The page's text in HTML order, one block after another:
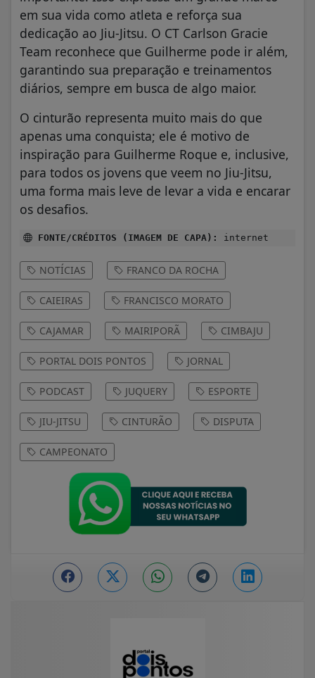
em sua vida como atleta e reforça sua
dedicação ao Jiu-Jitsu. O CT Carlson Gracie
Team reconhece que Guilherme pode ir além,
garantindo sua preparação e treinamentos
diários, sempre em busca de algo maior.
O cinturão representa muito mais do que
apenas uma conquista; ele é motivo de
inspiração para Guilherme Roque e, inclusive,
para todos os jovens que veem no Jiu-Jitsu,
uma forma mais leve de levar a vida e encarar
os desafios.
FONTE/CRÉDITOS (IMAGEM DE CAPA): internet
NOTÍCIAS FRANCO DA ROCHA
CAIEIRAS FRANCISCO MORATO
CAJAMAR MAIRIPORÃ CIMBAJU
PORTAL DOIS PONTOS JORNAL
PODCAST JUQUERY ESPORTE
JIU-JITSU CINTURÃO DISPUTA
CAMPEONATO